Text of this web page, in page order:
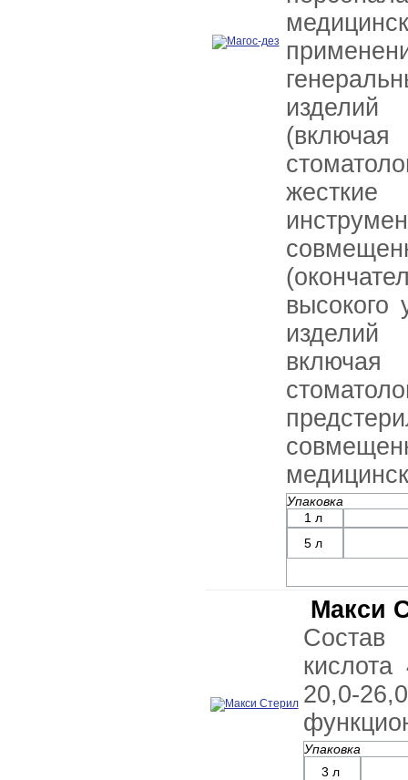
изделий
высокого
изделий
Упаковка
1 л
5 л
Макси
Состав
20,0-
Упаковка
3 л